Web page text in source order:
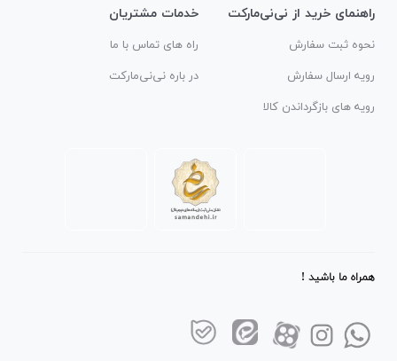
راهنمای خرید از نی‌نی‌مارکت
نحوه ثبت سفارش
رویه ارسال سفارش
رویه های بازگرداندن کالا
خدمات مشتریان
راه های تماس با ما
در باره نی‌نی‌مارکت
همراه ما باشید !